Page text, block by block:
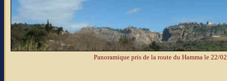
Panoramique pris de la route du Hamma le 22/